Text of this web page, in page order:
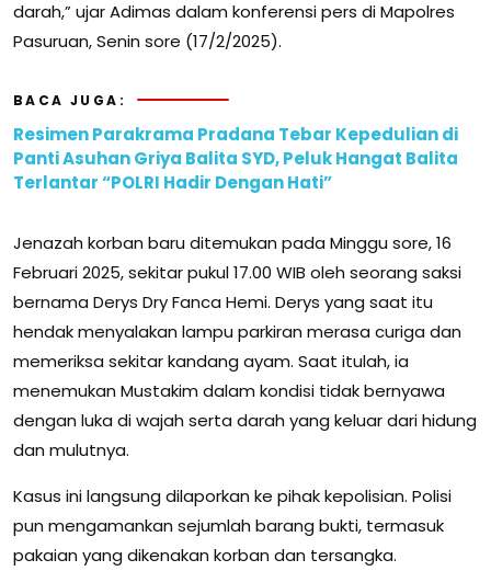
darah,” ujar Adimas dalam konferensi pers di Mapolres
Pasuruan, Senin sore (17/2/2025).
BACA JUGA:
Resimen Parakrama Pradana Tebar Kepedulian di
Panti Asuhan Griya Balita SYD, Peluk Hangat Balita
Terlantar “POLRI Hadir Dengan Hati”
Jenazah korban baru ditemukan pada Minggu sore, 16
Februari 2025, sekitar pukul 17.00 WIB oleh seorang saksi
bernama Derys Dry Fanca Hemi. Derys yang saat itu
hendak menyalakan lampu parkiran merasa curiga dan
memeriksa sekitar kandang ayam. Saat itulah, ia
menemukan Mustakim dalam kondisi tidak bernyawa
dengan luka di wajah serta darah yang keluar dari hidung
dan mulutnya.
Kasus ini langsung dilaporkan ke pihak kepolisian. Polisi
pun mengamankan sejumlah barang bukti, termasuk
pakaian yang dikenakan korban dan tersangka.